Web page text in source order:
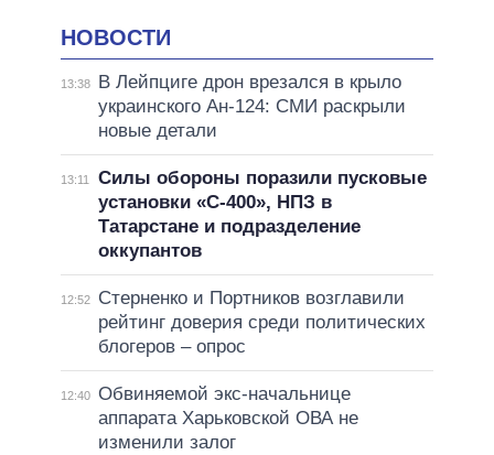
НОВОСТИ
13:38
В Лейпциге дрон врезался в крыло
украинского Ан-124: СМИ раскрыли
новые детали
13:11
Силы обороны поразили пусковые
установки «С-400», НПЗ в
Татарстане и подразделение
оккупантов
12:52
Стерненко и Портников возглавили
рейтинг доверия среди политических
блогеров – опрос
12:40 Обвиняемой экс-начальнице
аппарата Харьковской ОВА не
изменили залог